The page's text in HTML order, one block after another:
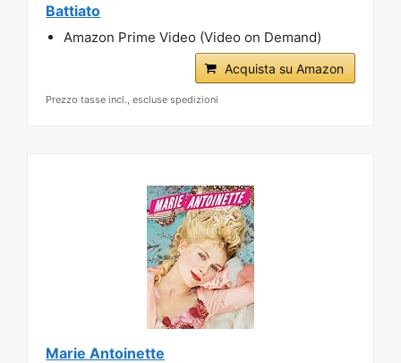
Battiato
Amazon Prime Video (Video on Demand)
Acquista su Amazon
Prezzo tasse incl., escluse spedizioni
Marie Antoinette